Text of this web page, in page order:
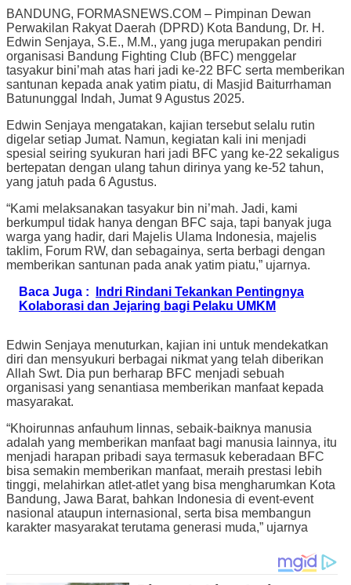
BANDUNG, FORMASNEWS.COM – Pimpinan Dewan
Perwakilan Rakyat Daerah (DPRD) Kota Bandung, Dr. H.
Edwin Senjaya, S.E., M.M., yang juga merupakan pendiri
organisasi Bandung Fighting Club (BFC) menggelar
tasyakur bini’mah atas hari jadi ke-22 BFC serta memberikan
santunan kepada anak yatim piatu, di Masjid Baiturrhaman
Batununggal Indah, Jumat 9 Agustus 2025.
Edwin Senjaya mengatakan, kajian tersebut selalu rutin
digelar setiap Jumat. Namun, kegiatan kali ini menjadi
spesial seiring syukuran hari jadi BFC yang ke-22 sekaligus
bertepatan dengan ulang tahun dirinya yang ke-52 tahun,
yang jatuh pada 6 Agustus.
“Kami melaksanakan tasyakur bin ni’mah. Jadi, kami
berkumpul tidak hanya dengan BFC saja, tapi banyak juga
warga yang hadir, dari Majelis Ulama Indonesia, majelis
taklim, Forum RW, dan sebagainya, serta berbagi dengan
memberikan santunan pada anak yatim piatu,” ujarnya.
Baca Juga :
Indri Rindani Tekankan Pentingnya
Kolaborasi dan Jejaring bagi Pelaku UMKM
Edwin Senjaya menuturkan, kajian ini untuk mendekatkan
diri dan mensyukuri berbagai nikmat yang telah diberikan
Allah Swt. Dia pun berharap BFC menjadi sebuah
organisasi yang senantiasa memberikan manfaat kepada
masyarakat.
“Khoirunnas anfauhum linnas, sebaik-baiknya manusia
adalah yang memberikan manfaat bagi manusia lainnya, itu
menjadi harapan pribadi saya termasuk keberadaan BFC
bisa semakin memberikan manfaat, meraih prestasi lebih
tinggi, melahirkan atlet-atlet yang bisa mengharumkan Kota
Bandung, Jawa Barat, bahkan Indonesia di event-event
nasional ataupun internasional, serta bisa membangun
karakter masyarakat terutama generasi muda,” ujarnya